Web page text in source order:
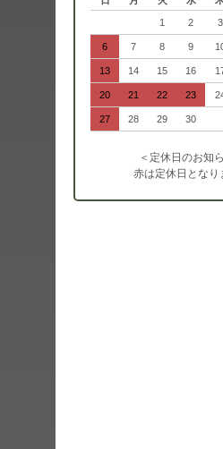
1 2 3
6 7 8 9
13 14 15 16
20 21 22 23
27 28 29 30
＜定休日のお知
赤は定休日となり